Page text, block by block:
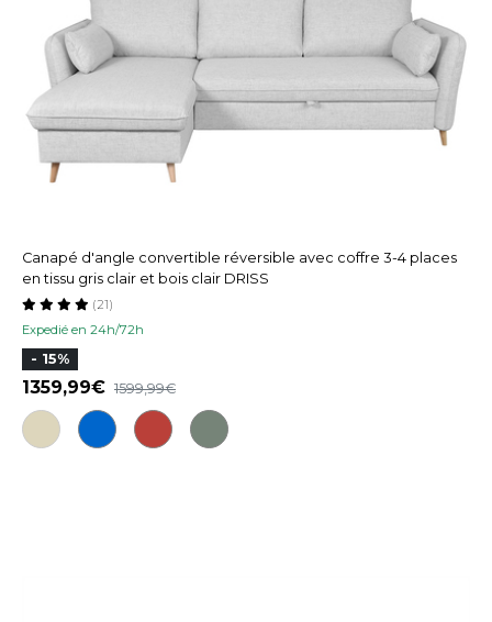
Canapé d'angle convertible réversible avec coffre 3-4 places
en tissu gris clair et bois clair DRISS
Expedié en 24h/72h
(21)
- 15%
1359,99 1599,99